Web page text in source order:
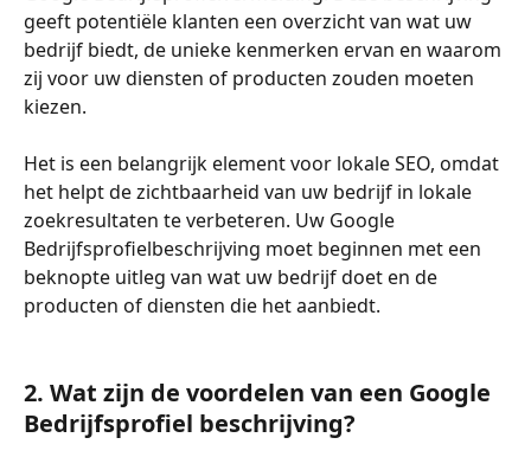
geeft potentiële klanten een overzicht van wat uw
bedrijf biedt, de unieke kenmerken ervan en waarom
zij voor uw diensten of producten zouden moeten
kiezen.
Het is een belangrijk element voor lokale SEO, omdat
het helpt de zichtbaarheid van uw bedrijf in lokale
zoekresultaten te verbeteren. Uw Google
Bedrijfsprofielbeschrijving moet beginnen met een
beknopte uitleg van wat uw bedrijf doet en de
producten of diensten die het aanbiedt.
2. Wat zijn de voordelen van een Google
Bedrijfsprofiel beschrijving?